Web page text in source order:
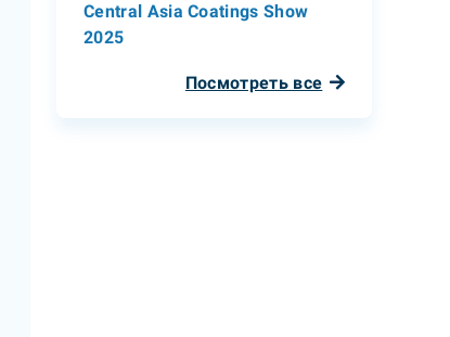
Central Asia Coatings Show
2025
Посмотреть все